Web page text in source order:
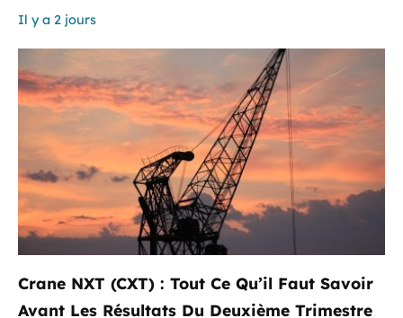
Il y a 2 jours
Crane NXT (CXT) : Tout Ce Qu’il Faut Savoir
Avant Les Résultats Du Deuxième Trimestre